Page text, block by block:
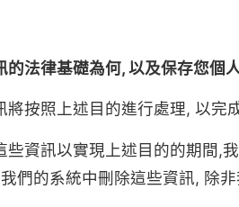
的法律基礎為何, 以及保存您個
將按照上述目的進行處理, 以完
些資訊以實現上述目的的期間,
們的系統中刪除這些資訊, 除